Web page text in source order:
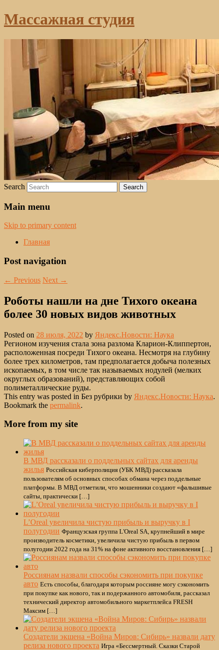
Массажная студия
Search
Main menu
Skip to primary content
Главная
Post navigation
← Previous Next →
Роботы нашли на дне Тихого океана
более 30 новых видов животных
Posted on 28 июля, 2022 by Яндекс.Новости: Наука
Регионом изучения стала зона разлома Кларион-Клиппертон,
расположенная посреди Тихого океана. Несмотря на глубину
более трех километров, там предполагается добыча полезных
ископаемых, в том числе так называемых нодулей (мелких
округлых образований), представляющих собой
полиметаллические руды.
This entry was posted in Без рубрики by Яндекс.Новости: Наука.
Bookmark the permalink.
More from my site
В МВД рассказали о поддельных сайтах для аренды
жилья Российская киберполиция (УБК МВД) рассказала
пользователям об основных способах обмана через поддельные
платформы. В МВД отметили, что мошенники создают «фальшивые
сайты, практически […]
L’Oreal увеличила чистую прибыль и выручку в I
полугодии Французская группа L'Oreal SA, крупнейший в мире
производитель косметики, увеличила чистую прибыль в первом
полугодии 2022 года на 31% на фоне активного восстановления […]
Россиянам назвали способы сэкономить при покупке
авто Есть способы, благодаря которым россияне могу сэкономить
при покупке как нового, так и подержанного автомобиля, рассказал
технический директор автомобильного маркетплейса FRESH
Максим […]
Создатели экшена «Война Миров: Сибирь» назвали дату
релиза нового проекта Игра «Бессмертный. Сказки Старой